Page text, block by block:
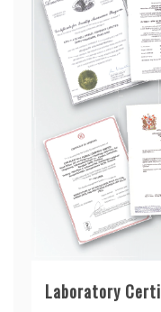
Laboratory